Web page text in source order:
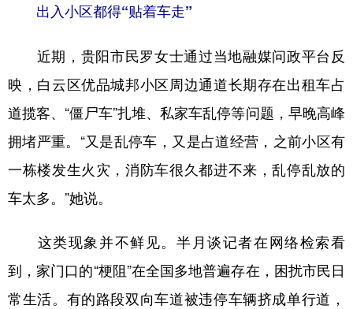
北京 天津
辽宁 吉林 上海 江苏
浙江 安徽 福建 江西
山东 河南 湖北 湖南
四川
新疆 内蒙古 黑龙江
出入小区都得“贴着车走”
近期，贵阳市民罗女士通过当地融媒问政平台反
映，白云区优品城邦小区周边通道长期存在出租车占
道揽客、“僵尸车”扎堆、私家车乱停等问题，早晚高峰
拥堵严重。“又是乱停车，又是占道经营，之前小区有
一栋楼发生火灾，消防车很久都进不来，乱停乱放的
车太多。”她说。
这类现象并不鲜见。半月谈记者在网络检索看
到，家门口的“梗阻”在全国多地普遍存在，困扰市民日
常生活。有的路段双向车道被违停车辆挤成单行道，